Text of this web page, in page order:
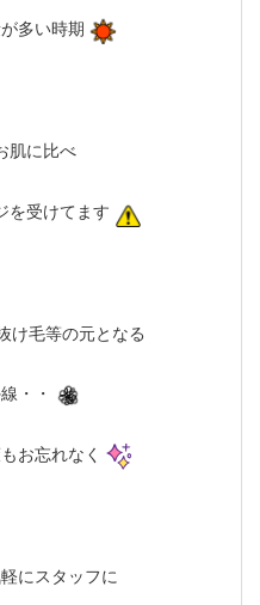
多い時期
肌に比べ
を受けてます
け毛等の元となる
・・
お忘れなく
にスタッフに